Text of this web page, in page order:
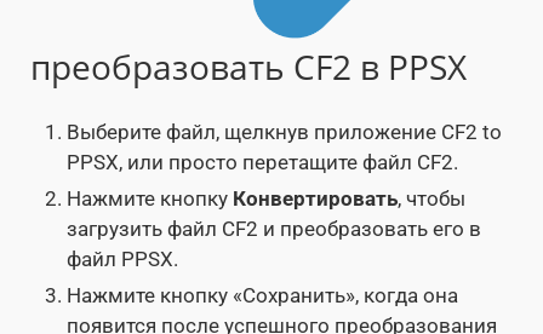
преобразовать CF2 в PPSX
Выберите файл, щелкнув приложение CF2 to
PPSX, или просто перетащите файл CF2.
Нажмите кнопку Конвертировать, чтобы
загрузить файл CF2 и преобразовать его в
файл PPSX.
Нажмите кнопку «Сохранить», когда она
появится после успешного преобразования